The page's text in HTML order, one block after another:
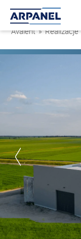
Avaleht » Realizacje